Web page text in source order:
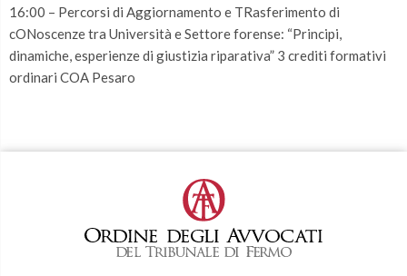
16:00 – Percorsi di Aggiornamento e TRasferimento di
cONoscenze tra Università e Settore forense: “Principi,
dinamiche, esperienze di giustizia riparativa” 3 crediti formativi
ordinari COA Pesaro